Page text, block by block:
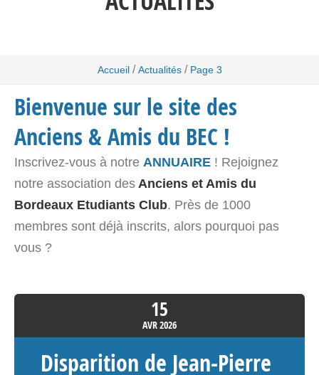
Accueil / Actualités / Page 3
Bienvenue sur le site des
Anciens & Amis du BEC !
Inscrivez-vous à notre ANNUAIRE ! Rejoignez
notre association des Anciens et Amis du
Bordeaux Etudiants Club. Près de 1000
membres sont déjà inscrits, alors pourquoi pas
vous ?
15
AVR2026
Disparition de Jean-Pierre